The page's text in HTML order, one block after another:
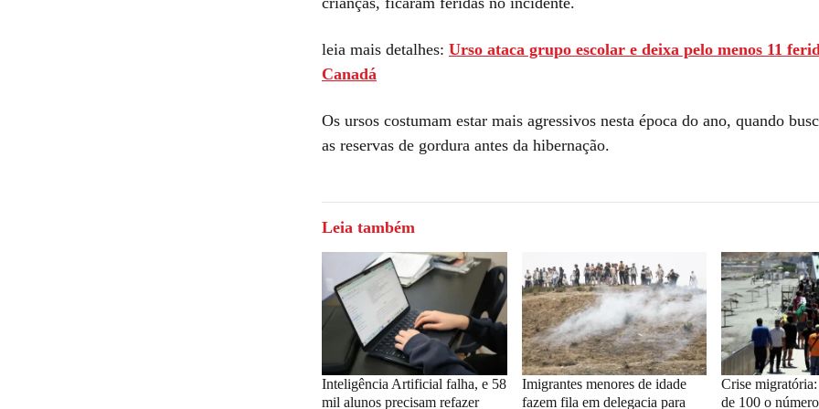
leia mais detalhes: Urso ataca grupo escolar e deixa pelo menos 11
Canadá
Os ursos costumam estar mais agressivos nesta época do ano, quando
as reservas de gordura antes da hibernação.
Leia também
Inteligência Artificial falha, e 58
mil alunos precisam refazer
Imigrantes menores de idade
fazem fila em delegacia para
Crise
de 100 o